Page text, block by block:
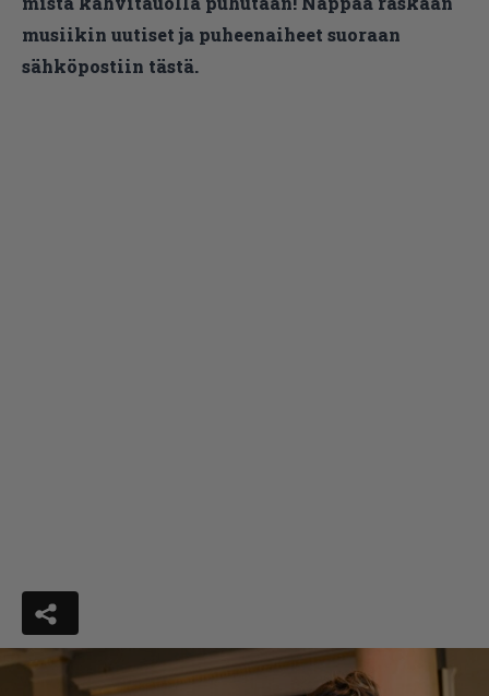
musiikin uutiset ja puheenaiheet suoraan
sähköpostiin tästä.